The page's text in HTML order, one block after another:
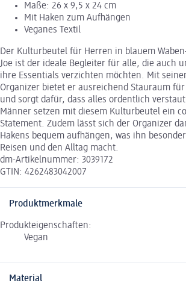
Maße: 26 x 9,5 x 24 cm
Mit Haken zum Aufhängen
Veganes Textil
Der Kulturbeutel für Herren in blauem
Joe ist der ideale Begleiter für alle, die auch
ihre Essentials verzichten möchten. Mit
Organizer bietet er ausreichend Stauraum
und sorgt dafür, dass alles ordentlich
Männer setzen mit diesem Kulturbeutel ein
Statement. Zudem lässt sich der Organizer
Hakens bequem aufhängen, was ihn
Reisen und den Alltag macht.
dm-Artikelnummer: 3039172
GTIN: 4262483042007
Produktmerkmale
Produkteigenschaften:
Vegan
Material